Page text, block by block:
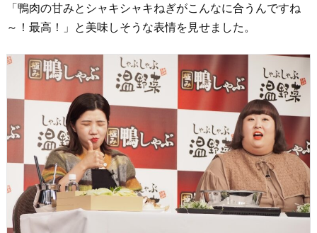
「鴨肉の甘みとシャキシャキねぎがこんなに合うんですね
～！最高！」と美味しそうな表情を見せました。